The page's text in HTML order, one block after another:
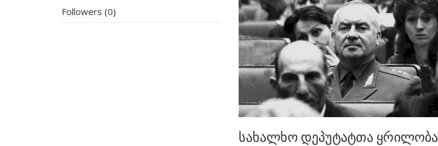
Followers (0)
სახალხო დეპუტატთა ყრილობა